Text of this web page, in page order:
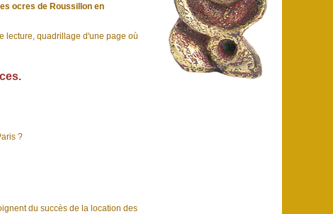
ocres de Roussillon en
lecture, quadrillage d'une page où
?
du succès de la location des